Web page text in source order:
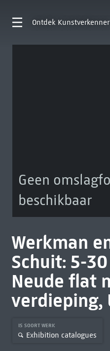
Ontdek Kunstverkenner
Geen
beschikbaar
Werkman
Schuit: 5-
Neude flat
verdieping,
IS SOORT WERK
Exhibition catalogues